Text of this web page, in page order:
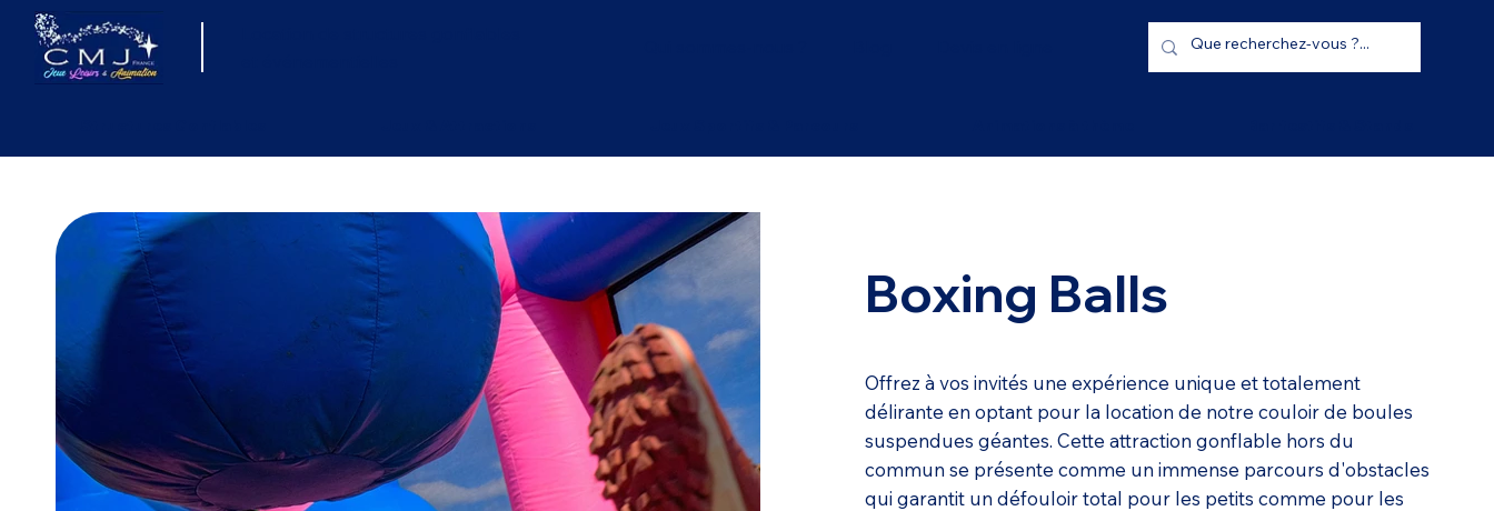
Boxing Balls
Offrez à vos invités une expérience unique et totalement
délirante en optant pour la location de notre couloir de boules
suspendues géantes. Cette attraction gonflable hors du
commun se présente comme un immense parcours d'obstacles
qui garantit un défouloir total pour les petits comme pour les